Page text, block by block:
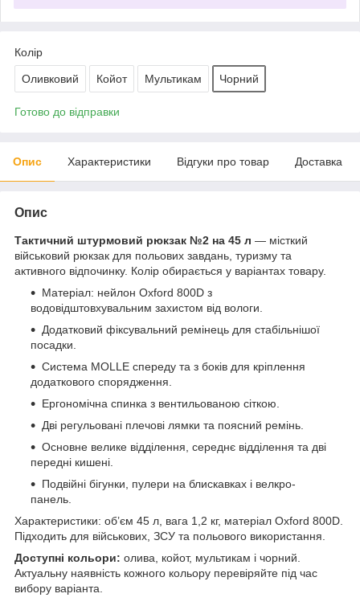
Колір
Оливковий Койот Мультикам Чорний
Готово до відправки
Опис Характеристики Відгуки про товар Доставка
Опис
Тактичний штурмовий рюкзак №2 на 45 л — місткий
військовий рюкзак для польових завдань, туризму та
активного відпочинку. Колір обирається у варіантах товару.
Матеріал: нейлон Oxford 800D з
водовідштовхувальним захистом від вологи.
Додатковий фіксувальний ремінець для стабільнішої
посадки.
Система MOLLE спереду та з боків для кріплення
додаткового спорядження.
Ергономічна спинка з вентильованою сіткою.
Дві регульовані плечові лямки та поясний ремінь.
Основне велике відділення, середнє відділення та дві
передні кишені.
Подвійні бігунки, пулери на блискавках і велкро-
панель.
Характеристики: об’єм 45 л, вага 1,2 кг, матеріал Oxford 800D.
Підходить для військових, ЗСУ та польового використання.
Доступні кольори: олива, койот, мультикам і чорний.
Актуальну наявність кожного кольору перевіряйте під час
вибору варіанта.